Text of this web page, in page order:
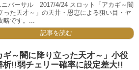
ニバーサル 2017/4/24 スロット「アカギ～闇
った天才～」の天井・恩恵による狙い目・ヤ
略です。...
記事を読む
ギ～闇に降り立った天才～」小役
析!!弱チェリー確率に設定差大!!